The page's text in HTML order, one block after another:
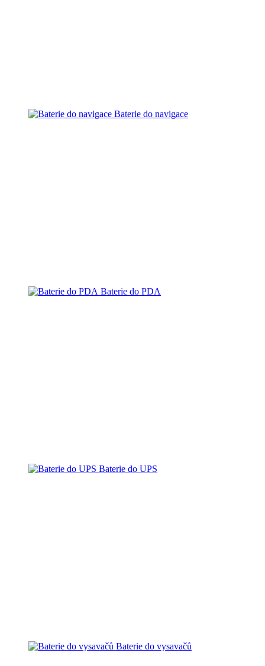
Baterie do navigace
Baterie do PDA
Baterie do UPS
Baterie do vysavačů